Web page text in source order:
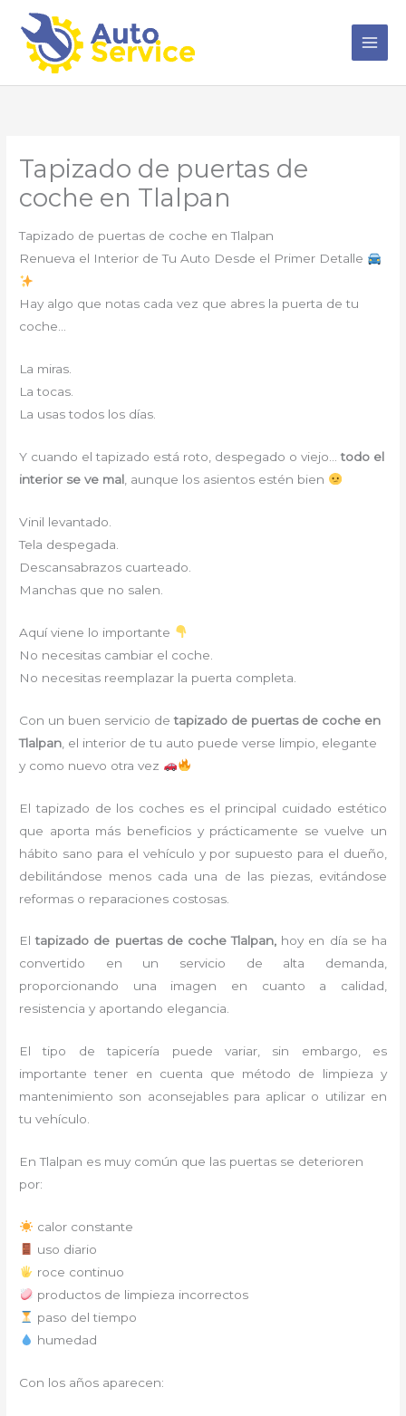
contenido
Tapizado de puertas de
coche en Tlalpan
Tapizado de puertas de coche en Tlalpan
Renueva el Interior de Tu Auto Desde el Primer Detalle
Hay algo que notas cada vez que abres la puerta de tu
coche…
La miras.
La tocas.
La usas todos los días.
Y cuando el tapizado está roto, despegado o viejo…todo el
interior se ve mal , aunque los asientos estén bien
Vinil levantado.
Tela despegada.
Descansabrazos cuarteado.
Manchas que no salen.
Aquí viene lo importante
No necesitas cambiar el coche.
No necesitas reemplazar la puerta completa.
Con un buen servicio detapizado de puertas de coche en
Tlalpan , el interior de tu auto puede verse limpio, elegante
y como nuevo otra vez
El tapizado de los coches es el principal cuidado estético
que aporta más beneficios y prácticamente se vuelve un
hábito sano para el vehículo y por supuesto para el dueño,
debilitándose menos cada una de las piezas, evitándose
reformas o reparaciones costosas.
El tapizado de puertas de coche Tlalpan, hoy en día se ha
convertido en un servicio de alta demanda,
proporcionando una imagen en cuanto a calidad,
resistencia y aportando elegancia.
El tipo de tapicería puede variar, sin embargo, es
importante tener en cuenta que método de limpieza y
mantenimiento son aconsejables para aplicar o utilizar en
tu vehículo.
En Tlalpan es muy común que las puertas se deterioren
por:
calor constante
uso diario
roce continuo
productos de limpieza incorrectos
paso del tiempo
humedad
Con los años aparecen: